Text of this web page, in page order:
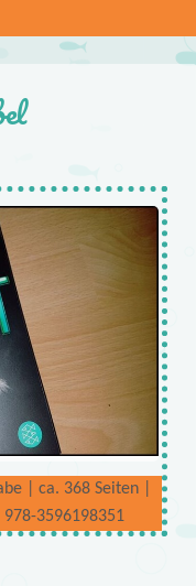
| ca. 368 Seiten |
3596198351